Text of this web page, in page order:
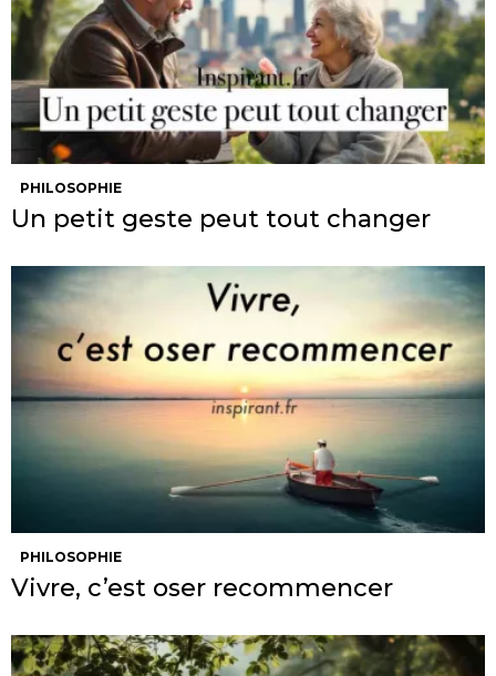
PHILOSOPHIE
Un petit geste peut tout changer
PHILOSOPHIE
Vivre, c’est oser recommencer